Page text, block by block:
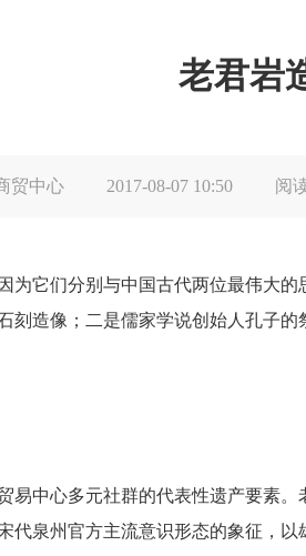
老君岩
贸中心 2017-08-07 10:50 阅
它们分别与中国古代两位最伟大的
刻造像；二是儒家学说创始人孔子
易中心多元社群的代表性遗产要素
代泉州官方主流意识形态的象征，